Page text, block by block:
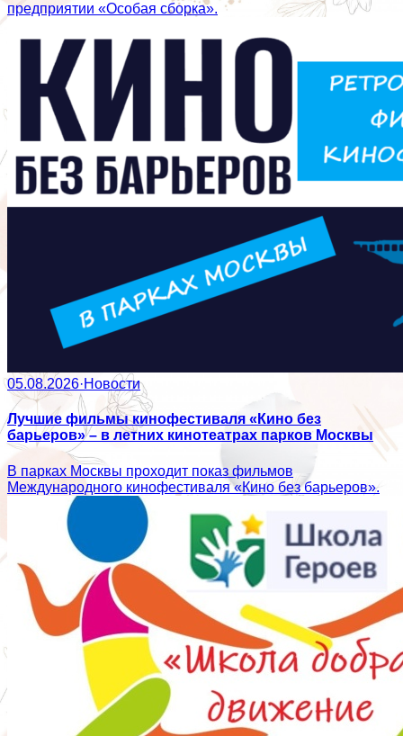
предприятии «Особая сборка».
05.08.2026·Новости
Лучшие фильмы кинофестиваля «Кино без
барьеров» – в летних кинотеатрах парков Москвы
В парках Москвы проходит показ фильмов
Международного кинофестиваля «Кино без барьеров».